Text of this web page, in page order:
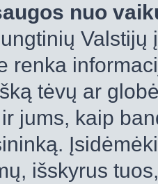
nuo
renka
tėvų ar
jums, kaip
išskyrus